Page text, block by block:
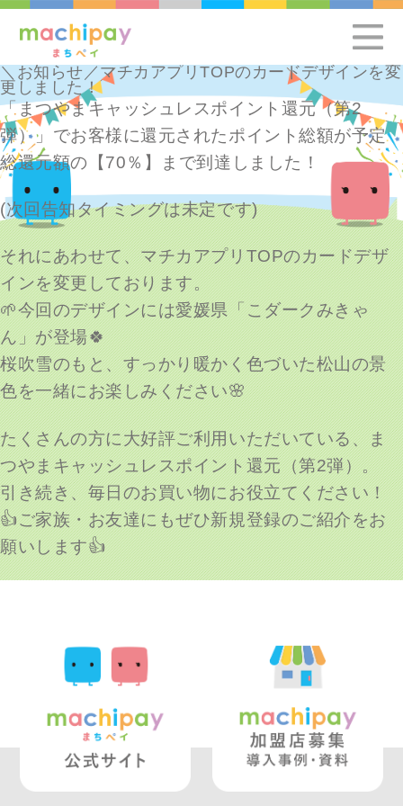
＼お知らせ／マチカアプリTOPのカードデザインを変
更しました！
「まつやまキャッシュレスポイント還元（第2
弾）」でお客様に還元されたポイント総額が予定
総還元額の【70％】まで到達しました！
(次回告知タイミングは未定です)
それにあわせて、マチカアプリTOPのカードデザ
インを変更しております。
🌱今回のデザインには愛媛県「こダークみきゃ
ん」が登場🍀
桜吹雪のもと、すっかり暖かく色づいた松山の景
色を一緒にお楽しみください🌸
たくさんの方に大好評ご利用いただいている、ま
つやまキャッシュレスポイント還元（第2弾）。
引き続き、毎日のお買い物にお役立てください！
👍ご家族・お友達にもぜひ新規登録のご紹介をお
願いします👍